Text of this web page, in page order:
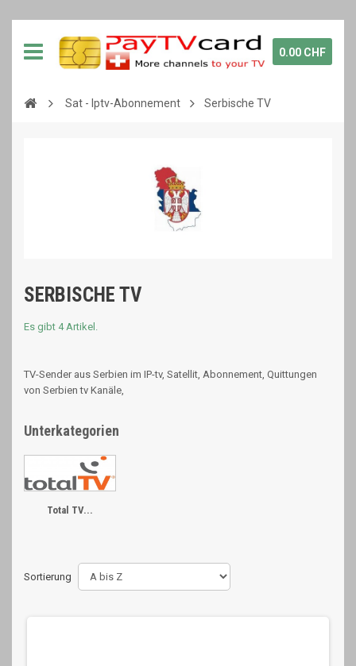
0.00 CHF
Sat - Iptv-Abonnement Serbische TV
SERBISCHE TV
Es gibt 4 Artikel.
TV-Sender aus Serbien im IP-tv, Satellit, Abonnement, Quittungen
von Serbien tv Kanäle,
Unterkategorien
Total TV...
Sortierung